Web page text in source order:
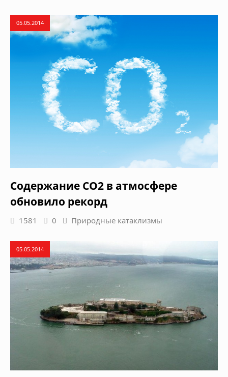
05.05.2014
Содержание CO2 в атмосфере
обновило рекорд
1581 0 Природные катаклизмы
05.05.2014